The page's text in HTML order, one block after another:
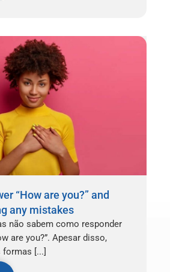
“How are you?” and
any mistakes
não sabem como responder
are you?”. Apesar disso,
[...]